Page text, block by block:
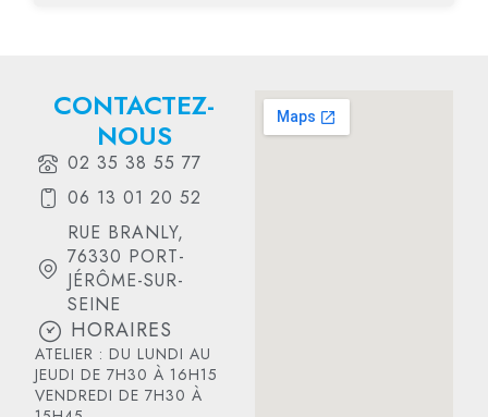
CONTACTEZ-
NOUS
02 35 38 55 77
06 13 01 20 52
RUE BRANLY,
76330 PORT-
JÉRÔME-SUR-
SEINE
HORAIRES
ATELIER : DU LUNDI AU
JEUDI DE 7H30 À 16H15
VENDREDI DE 7H30 À